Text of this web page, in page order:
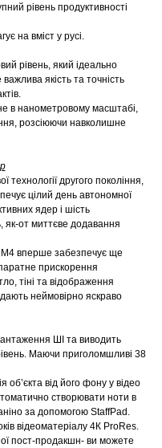
рівень продуктивності
на вміст у русі.
рівень, який ідеально
якість та точність
в нанометровому масштабі,
розсіюючи навколишне
другого покоління,
цілий день автономної
ядер і шість
як-от миттєве додавання
М4 вперше забезпечує ще
прискорення
тіні та відображення
неймовірно яскраво
ШІ та виводить
Маючи приголомшливі 38
обʼєкта від його фону у відео
створювати ноти в
за допомогою StaffPad.
відеоматеріалу 4К ProRes.
пост-продакшн- ви можете